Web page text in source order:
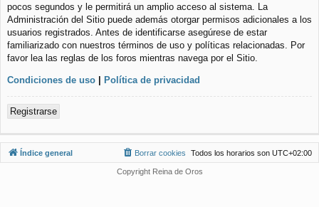
pocos segundos y le permitirá un amplio acceso al sistema. La
Administración del Sitio puede además otorgar permisos adicionales a los
usuarios registrados. Antes de identificarse asegúrese de estar
familiarizado con nuestros términos de uso y políticas relacionadas. Por
favor lea las reglas de los foros mientras navega por el Sitio.
Condiciones de uso | Política de privacidad
Registrarse
Índice general Todos los horarios son UTC+02:00
Borrar cookies
Copyright Reina de Oros